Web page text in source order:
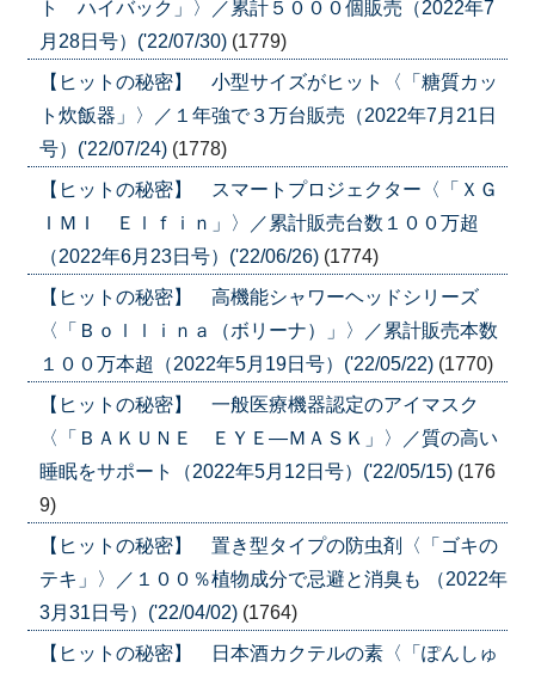
ト ハイバック」〉／累計５０００個販売（2022年7
月28日号）('22/07/30) (1779)
【ヒットの秘密】 小型サイズがヒット〈「糖質カッ
ト炊飯器」〉／１年強で３万台販売（2022年7月21日
号）('22/07/24) (1778)
【ヒットの秘密】 スマートプロジェクター〈「ＸＧ
ＩＭＩ Ｅｌｆｉｎ」〉／累計販売台数１００万超
（2022年6月23日号）('22/06/26) (1774)
【ヒットの秘密】 高機能シャワーヘッドシリーズ
〈「Ｂｏｌｌｉｎａ（ボリーナ）」〉／累計販売本数
１００万本超（2022年5月19日号）('22/05/22) (1770)
【ヒットの秘密】 一般医療機器認定のアイマスク
〈「ＢＡＫＵＮＥ ＥＹＥ―ＭＡＳＫ」〉／質の高い
睡眠をサポート（2022年5月12日号）('22/05/15) (176
9)
【ヒットの秘密】 置き型タイプの防虫剤〈「ゴキの
テキ」〉／１００％植物成分で忌避と消臭も （2022年
3月31日号）('22/04/02) (1764)
【ヒットの秘密】 日本酒カクテルの素〈「ぽんしゅ